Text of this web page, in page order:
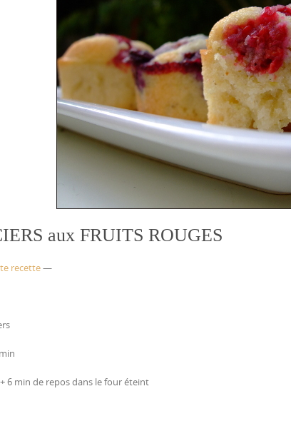
aux FRUITS ROUGES
recette—
6 min de repos dans le four éteint